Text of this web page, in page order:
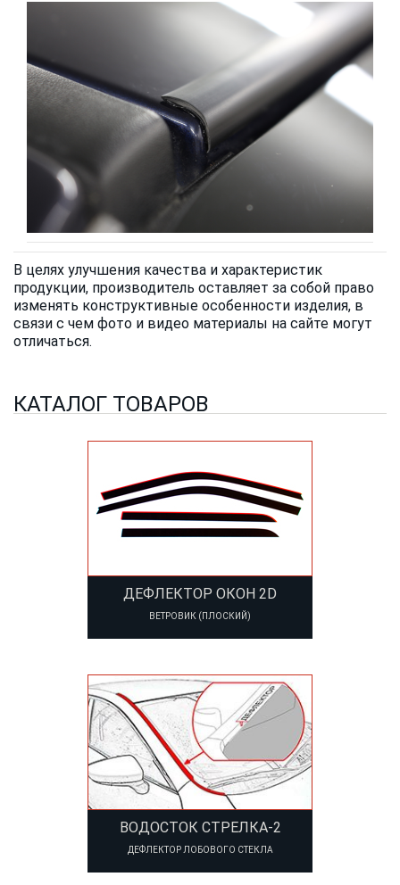
В целях улучшения качества и характеристик
продукции, производитель оставляет за собой право
изменять конструктивные особенности изделия, в
связи с чем фото и видео материалы на сайте могут
отличаться.
КАТАЛОГ ТОВАРОВ
ДЕФЛЕКТОР ОКОН 2D
ВЕТРОВИК (ПЛОСКИЙ)
ВОДОСТОК СТРЕЛКА-2
ДЕФЛЕКТОР ЛОБОВОГО СТЕКЛА